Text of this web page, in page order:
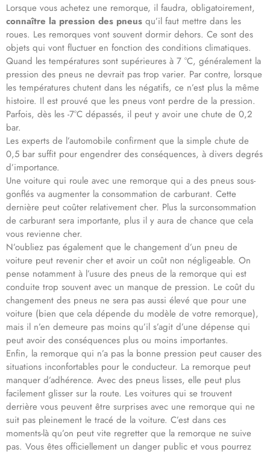
Lorsque vous achetez une remorque, il faudra, obligatoirement,
connaître la pression des pneus qu’il faut mettre dans les
roues. Les remorques vont souvent dormir dehors. Ce sont des
objets qui vont fluctuer en fonction des conditions climatiques.
Quand les températures sont supérieures à 7 °C, généralement la
pression des pneus ne devrait pas trop varier. Par contre, lorsque
les températures chutent dans les négatifs, ce n’est plus la même
histoire. Il est prouvé que les pneus vont perdre de la pression.
Parfois, dès les -7°C dépassés, il peut y avoir une chute de 0,2
bar.
Les experts de l’automobile confirment que la simple chute de
0,5 bar suffit pour engendrer des conséquences, à divers degrés
d’importance.
Une voiture qui roule avec une remorque qui a des pneus sous-
gonflés va augmenter la consommation de carburant. Cette
dernière peut coûter relativement cher. Plus la surconsommation
de carburant sera importante, plus il y aura de chance que cela
vous revienne cher.
N’oubliez pas également que le changement d’un pneu de
voiture peut revenir cher et avoir un coût non négligeable. On
pense notamment à l’usure des pneus de la remorque qui est
conduite trop souvent avec un manque de pression. Le coût du
changement des pneus ne sera pas aussi élevé que pour une
voiture (bien que cela dépende du modèle de votre remorque),
mais il n’en demeure pas moins qu’il s’agit d’une dépense qui
peut avoir des conséquences plus ou moins importantes.
Enfin, la remorque qui n’a pas la bonne pression peut causer des
situations inconfortables pour le conducteur. La remorque peut
manquer d’adhérence. Avec des pneus lisses, elle peut plus
facilement glisser sur la route. Les voitures qui se trouvent
derrière vous peuvent être surprises avec une remorque qui ne
suit pas pleinement le tracé de la voiture. C’est dans ces
moments-là qu’on peut vite regretter que la remorque ne suive
pas. Vous êtes officiellement un danger public et vous pourrez